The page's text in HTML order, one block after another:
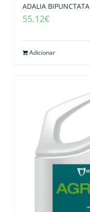
ADALIA BIPUNCTATA
55.12€
Adicionar